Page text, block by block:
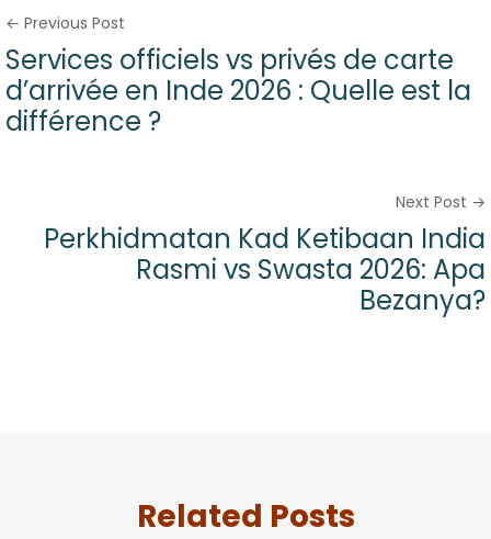
← Previous Post
Services officiels vs privés de carte
d’arrivée en Inde 2026 : Quelle est la
différence ?
Next Post →
Perkhidmatan Kad Ketibaan India
Rasmi vs Swasta 2026: Apa
Bezanya?
Related Posts